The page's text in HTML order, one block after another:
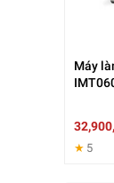
Máy
★ 5